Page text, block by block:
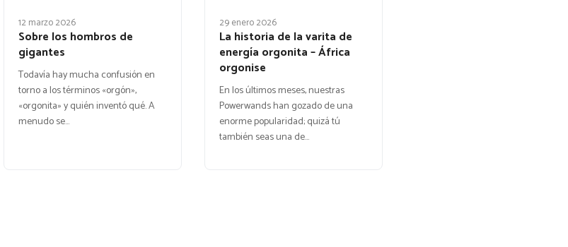
12 marzo 2026
Sobre los hombros de
gigantes
Todavía hay mucha confusión en
torno a los términos «orgón»,
«orgonita» y quién inventó qué. A
menudo se…
29 enero 2026
La historia de la varita de
energía orgonita – África
orgonise
En los últimos meses, nuestras
Powerwands han gozado de una
enorme popularidad; quizá tú
también seas una de…